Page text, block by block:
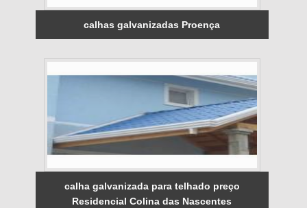
calhas galvanizadas Proença
calha galvanizada para telhado preço
Residencial Colina das Nascentes